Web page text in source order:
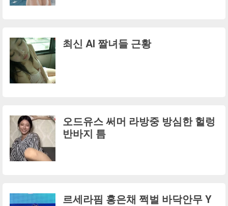
최신 AI 짤녀들 근황
오드유스 써머 라방중 방심한 헐렁
반바지 틈
르세라핌 홍은채 쩍벌 바닥안무 Y